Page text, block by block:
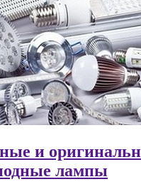
и
лампы